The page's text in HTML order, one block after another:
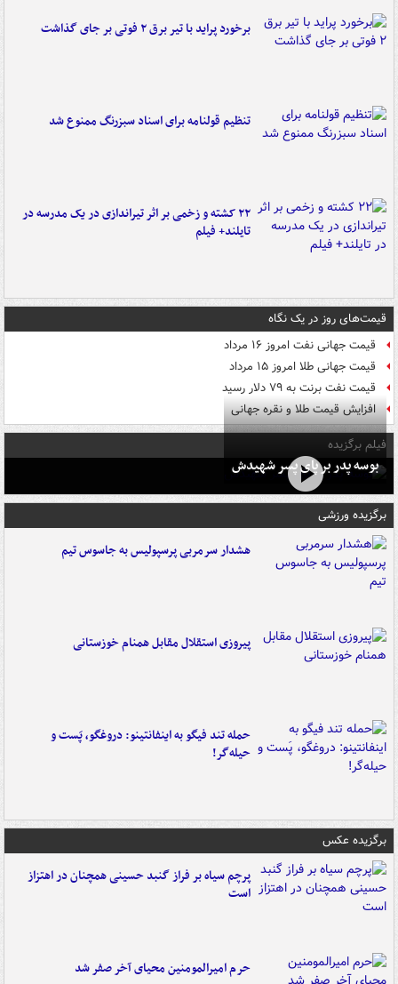
برخورد پراید با تیر برق ۲ فوتی بر جای گذاشت
تنظیم قولنامه برای اسناد سبزرنگ ممنوع شد
۲۲ کشته و زخمی بر اثر تیراندازی در یک مدرسه در
تایلند+ فیلم
قیمت‌های روز در یک نگاه
قیمت جهانی نفت امروز ۱۶ مرداد
قیمت جهانی طلا امروز ۱۵ مرداد
قیمت نفت برنت به ۷۹ دلار رسید
افزایش قیمت طلا و نقره جهانی
فیلم برگزیده
بوسه‌ پدر بر پای پسر شهیدش
برگزیده ورزشی
هشدار سرمربی پرسپولیس به جاسوس تیم
پیروزی استقلال مقابل همنام خوزستانی
حمله تند فیگو به اینفانتینو: دروغگو، پَست‌ و
حیله‌گر!
برگزیده عکس
پرچم سیاه بر فراز گنبد حسینی همچنان در اهتزاز
است
حرم امیرالمومنین محیای آخر صفر شد